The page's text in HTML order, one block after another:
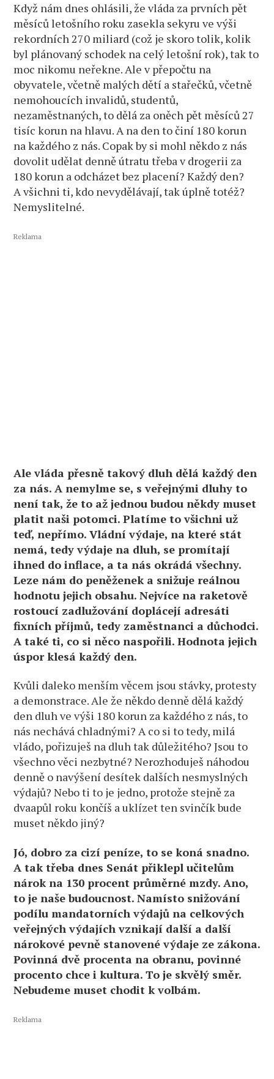
Když nám dnes ohlásili, že vláda za prvních pět
měsíců letošního roku zasekla sekyru ve výši
rekordních 270 miliard (což je skoro tolik, kolik
byl plánovaný schodek na celý letošní rok), tak to
moc nikomu neřekne. Ale v přepočtu na
obyvatele, včetně malých dětí a stařečků, včetně
nemohoucích invalidů, studentů,
nezaměstnaných, to dělá za oněch pět měsíců 27
tisíc korun na hlavu. A na den to činí 180 korun
na každého z nás. Copak by si mohl někdo z nás
dovolit udělat denně útratu třeba v drogerii za
180 korun a odcházet bez placení? Každý den?
A všichni ti, kdo nevydělávají, tak úplně totéž?
Nemyslitelné.
Reklama
Ale vláda přesně takový dluh dělá každý den
za nás. A nemylme se, s veřejnými dluhy to
není tak, že to až jednou budou někdy muset
platit naši potomci. Platíme to všichni už
teď, nepřímo. Vládní výdaje, na které stát
nemá, tedy výdaje na dluh, se promítají
ihned do inflace, a ta nás okrádá všechny.
Leze nám do peněženek a snižuje reálnou
hodnotu jejich obsahu. Nejvíce na raketově
rostoucí zadlužování doplácejí adresáti
fixních příjmů, tedy zaměstnanci a důchodci.
A také ti, co si něco naspořili. Hodnota jejich
úspor klesá každý den.
Kvůli daleko menším věcem jsou stávky, protesty
a demonstrace. Ale že někdo denně dělá každý
den dluh ve výši 180 korun za každého z nás, to
nás nechává chladnými? A co si to tedy, milá
vládo, pořizuješ na dluh tak důležitého? Jsou to
všechno věci nezbytné? Nerozhoduješ náhodou
denně o navýšení desítek dalších nesmyslných
výdajů? Nebo ti to je jedno, protože stejně za
dvaapůl roku končíš a uklízet ten svinčík bude
muset někdo jiný?
Jó, dobro za cizí peníze, to se koná snadno.
A tak třeba dnes Senát přiklepl učitelům
nárok na 130 procent průměrné mzdy. Ano,
to je naše budoucnost. Namísto snižování
podílu mandatorních výdajů na celkových
veřejných výdajích vznikají další a další
nárokové pevně stanovené výdaje ze zákona.
Povinná dvě procenta na obranu, povinné
procento chce i kultura. To je skvělý směr.
Nebudeme muset chodit k volbám.
Reklama